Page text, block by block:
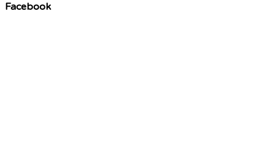
Facebook